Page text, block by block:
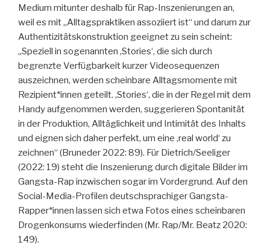
Medium mitunter deshalb für Rap-Inszenierungen an,
weil es mit „Alltagspraktiken assoziiert ist“ und darum zur
Authentizitätskonstruktion geeignet zu sein scheint:
„Speziell in sogenannten ‚Stories‘, die sich durch
begrenzte Verfügbarkeit kurzer Videosequenzen
auszeichnen, werden scheinbare Alltagsmomente mit
Rezipient*innen geteilt. ‚Stories‘, die in der Regel mit dem
Handy aufgenommen werden, suggerieren Spontanität
in der Produktion, Alltäglichkeit und Intimität des Inhalts
und eignen sich daher perfekt, um eine ‚real world‘ zu
zeichnen“ (Bruneder 2022: 89). Für Dietrich/Seeliger
(2022: 19) steht die Inszenierung durch digitale Bilder im
Gangsta-Rap inzwischen sogar im Vordergrund. Auf den
Social-Media-Profilen deutschsprachiger Gangsta-
Rapper*innen lassen sich etwa Fotos eines scheinbaren
Drogenkonsums wiederfinden (Mr. Rap/Mr. Beatz 2020:
149).